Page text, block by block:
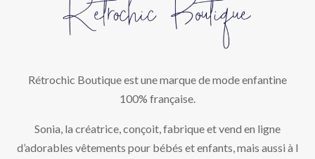
Rétrochic Boutique est une marque de mode enfantine
100% française.
Sonia, la créatrice, conçoit, fabrique et vend en ligne
d’adorables vêtements pour bébés et enfants, mais aussi à l